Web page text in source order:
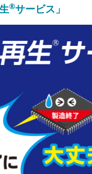
®サービス」